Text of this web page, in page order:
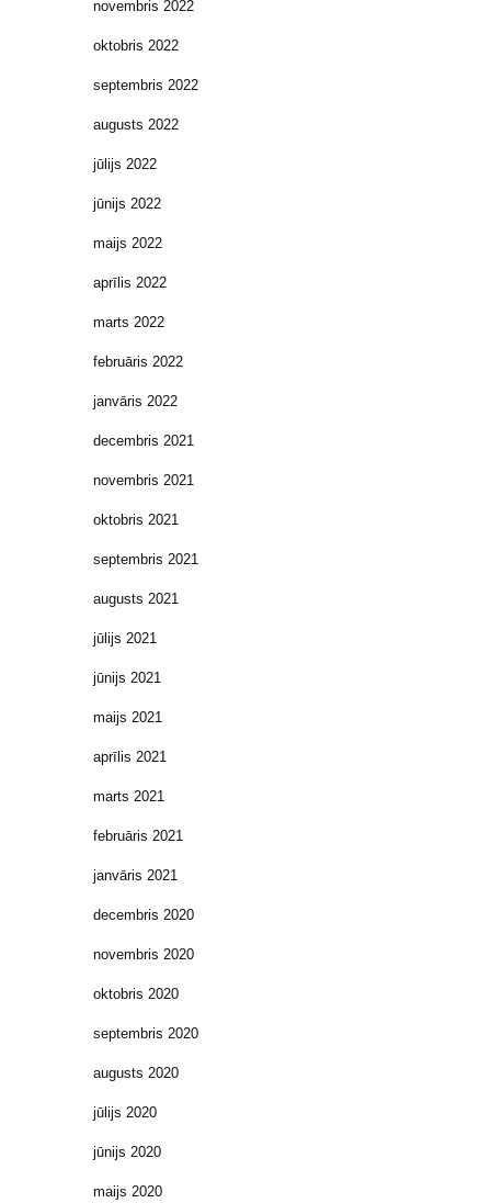
novembris 2022
oktobris 2022
septembris 2022
augusts 2022
jūlijs 2022
jūnijs 2022
maijs 2022
aprīlis 2022
marts 2022
februāris 2022
janvāris 2022
decembris 2021
novembris 2021
oktobris 2021
septembris 2021
augusts 2021
jūlijs 2021
jūnijs 2021
maijs 2021
aprīlis 2021
marts 2021
februāris 2021
janvāris 2021
decembris 2020
novembris 2020
oktobris 2020
septembris 2020
augusts 2020
jūlijs 2020
jūnijs 2020
maijs 2020